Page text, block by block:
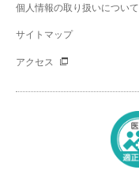
個人情報の取り扱いについて
サイトマップ
アクセス